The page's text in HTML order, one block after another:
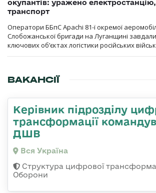
окупантів: уражено
транспорт
Оператори ББпС Apachi 81-ї окремої
Слобожанської бригади на Луганщині
ключових об’єктах логістики російських
ВАКАНСІЇ
Керівник підрозділу
трансформації
ДШВ
Вся Україна
Структура цифрової
Оборони